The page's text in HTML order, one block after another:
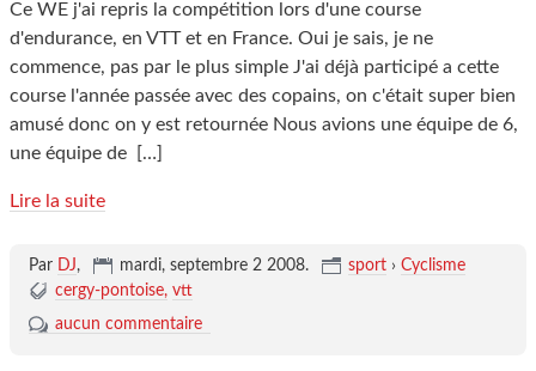
Ce WE j'ai repris la compétition lors d'une course
d'endurance, en VTT et en France. Oui je sais, je ne
commence, pas par le plus simple J'ai déjà participé a cette
course l'année passée avec des copains, on c'était super bien
amusé donc on y est retournée Nous avions une équipe de 6,
une équipe de
[…]
Lire la suite
Par DJ, mardi, septembre 2 2008. sport › Cyclisme
cergy-pontoise vtt
aucun commentaire